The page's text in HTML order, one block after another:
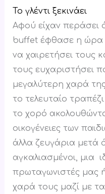
Το γλέντι ξεκινάει
Αφού είχαν περάσει
buffet έφθασε η ώρα
να χαιρετήσει τους
τους ευχαριστήσει
μεγαλύτερη χαρά
το τελευταίο
το χορό
οικογένειες των
άλλα ζευγάρια μετά
αγκαλιασμένοι, μια
πρωταγωνιστές μας
χαρά τους μαζί με